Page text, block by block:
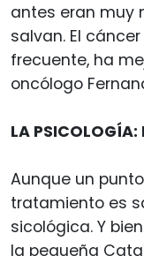
antes eran muy
salvan. El
frecuente, ha
oncólogo
LA PSICOLOGÍA:
Aunque un
tratamiento es
sicológica. Y
la pequeña